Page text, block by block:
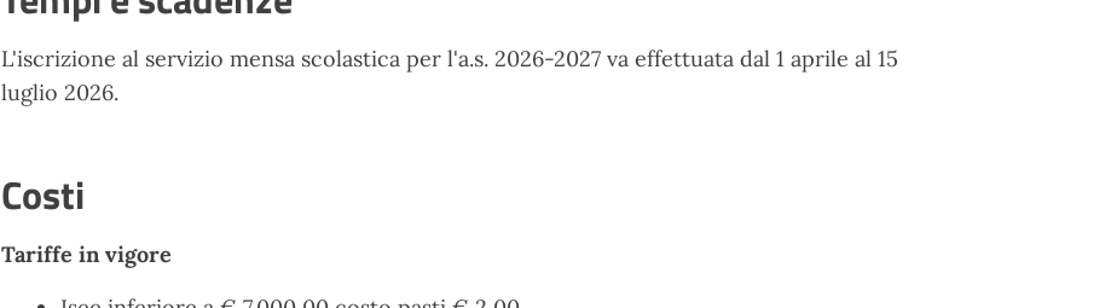
L'iscrizione al servizio mensa scolastica per l'a.s. 2026-2027 va effettuata dal 1 aprile al 15
luglio 2026.
Costi
Tariffe in vigore